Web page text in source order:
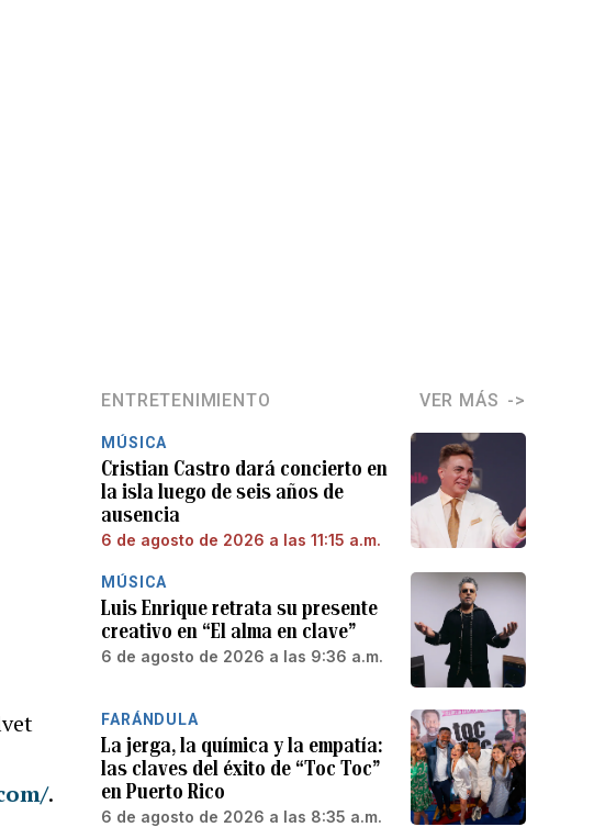
.
ENTRETENIMIENTO VER MÁS
MÚSICA
Cristian Castro dará concierto en
la isla luego de seis años de
ausencia
6 de agosto de 2026 a las 11:15 a.m.
MÚSICA
Luis Enrique retrata su presente
creativo en “El alma en clave”
6 de agosto de 2026 a las 9:36 a.m.
FARÁNDULA
La jerga, la química y la empatía:
las claves del éxito de “Toc Toc”
en Puerto Rico
6 de agosto de 2026 a las 8:35 a.m.